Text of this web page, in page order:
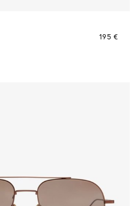
195 €